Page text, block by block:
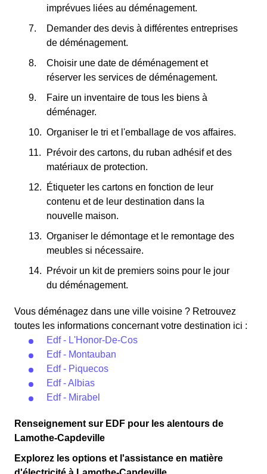
imprévues liées au déménagement.
Demander des devis à différentes entreprises
de déménagement.
Choisir une date de déménagement et
réserver les services de déménagement.
Faire un inventaire de tous les biens à
déménager.
Organiser le tri et l'emballage de vos affaires.
Prévoir des cartons, du ruban adhésif et des
matériaux de protection.
Étiqueter les cartons en fonction de leur
contenu et de leur destination dans la
nouvelle maison.
Organiser le démontage et le remontage des
meubles si nécessaire.
Prévoir un kit de premiers soins pour le jour
du déménagement.
Vous déménagez dans une ville voisine ? Retrouvez
toutes les informations concernant votre destination ici :
Edf - L'Honor-De-Cos
Edf - Montauban
Edf - Piquecos
Edf - Albias
Edf - Mirabel
Renseignement sur EDF pour les alentours de
Lamothe-Capdeville
Explorez les options et l'assistance en matière